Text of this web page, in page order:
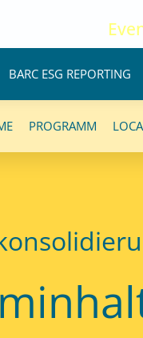
BARC ESG REPORTING
PROGRAMM